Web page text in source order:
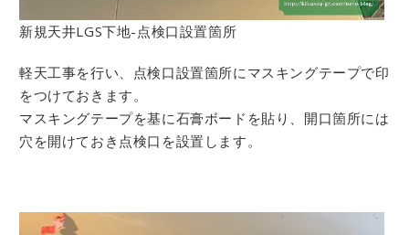
新規天井LGS下地-点検口設置箇所
軽天工事を行い、点検口設置箇所にマスキングテープで印
をつけておきます。
マスキングテープを基に石膏ボードを貼り、開口箇所には
穴を開けておき点検口を設置します。